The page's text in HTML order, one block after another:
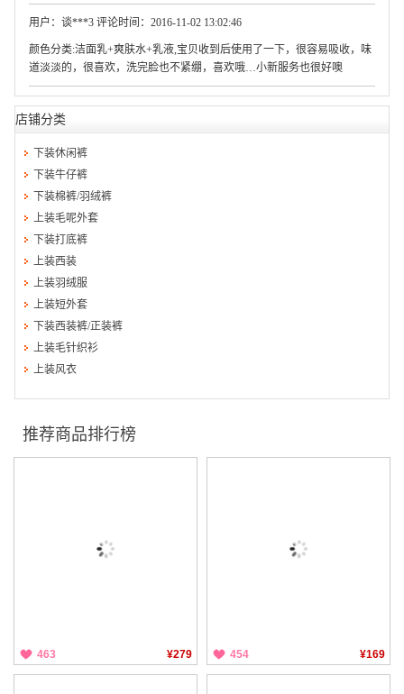
用户：谈***3 评论时间：2016-11-02 13:02:46
颜色分类:洁面乳+爽肤水+乳液,宝贝收到后使用了一下，很容易吸收，味
道淡淡的，很喜欢，洗完脸也不紧绷，喜欢哦…小新服务也很好噢
店铺分类
下装休闲裤
下装牛仔裤
下装棉裤/羽绒裤
上装毛呢外套
下装打底裤
上装西装
上装羽绒服
上装短外套
下装西装裤/正装裤
上装毛针织衫
上装风衣
推荐商品排行榜
463 ¥279 454 ¥169